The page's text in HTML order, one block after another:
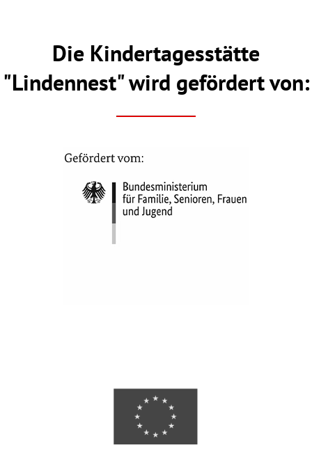
Die Kindertagesstätte
"Lindennest" wird gefördert von: